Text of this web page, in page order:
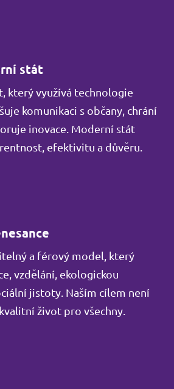
stát
který využívá technologie
komunikaci s občany, chrání
inovace. Moderní stát
efektivitu a důvěru.
a férový model, který
vzdělání, ekologickou
jistoty. Naším cílem není
život pro všechny.